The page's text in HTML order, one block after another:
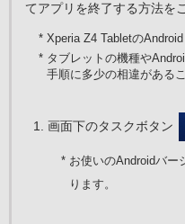
てアプリを終了する方法を
* Xperia Z4 Tabletの
* タブレットの機種や
手順に多少の相違がある
画面下のタスクボタン
* お使いのAndroidバー
ります。